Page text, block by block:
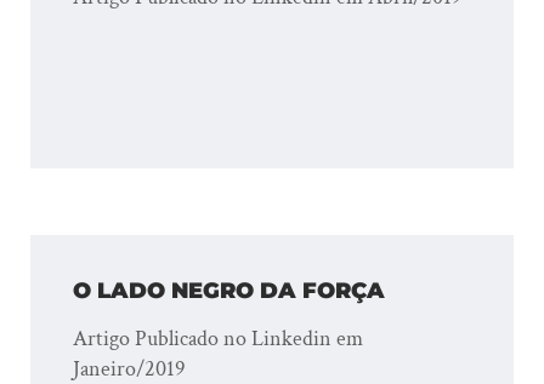
O LADO NEGRO DA FORÇA
Artigo Publicado no Linkedin em
Janeiro/2019